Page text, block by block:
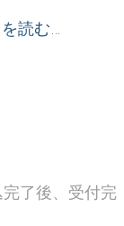
読む…
了後、受付完